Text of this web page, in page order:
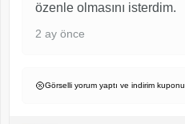
özenle olmasını isterdim.
2 ay önce
Görselli yorum yaptı ve indirim